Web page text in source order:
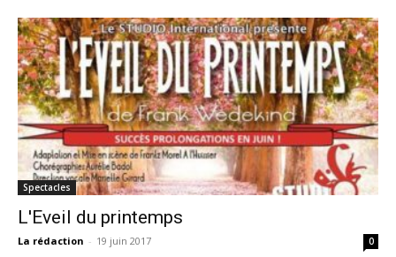
Spectacles
L'Eveil du printemps
La rédaction - 19 juin 2017 0